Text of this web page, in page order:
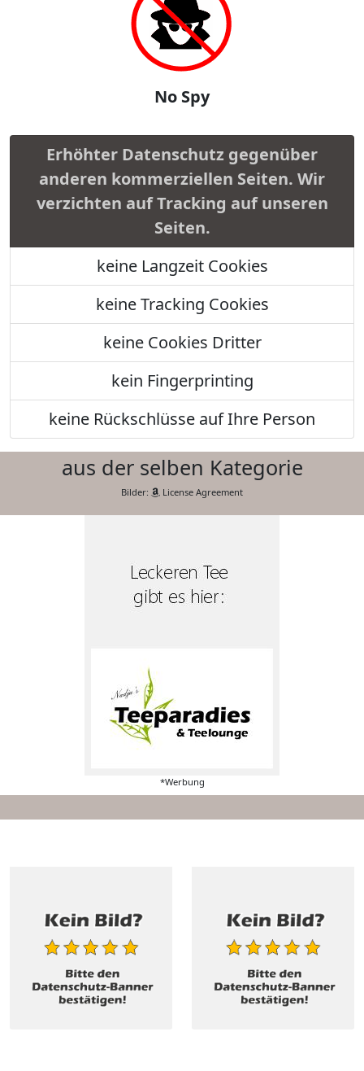
No Spy
Erhöhter Datenschutz gegenüber
anderen kommerziellen Seiten. Wir
verzichten auf Tracking auf unseren
Seiten.
keine Langzeit Cookies
keine Tracking Cookies
keine Cookies Dritter
kein Fingerprinting
keine Rückschlüsse auf Ihre Person
aus der selben Kategorie
Bilder: License Agreement
*Werbung